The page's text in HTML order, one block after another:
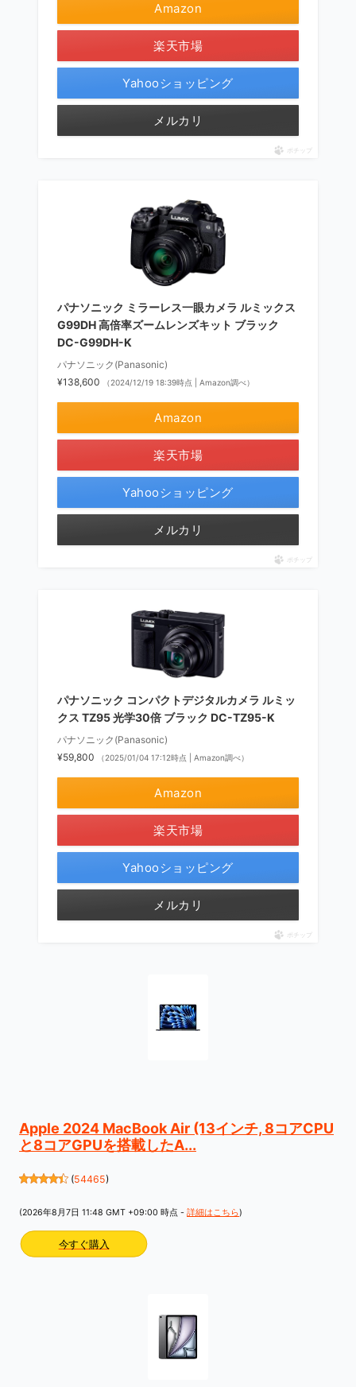
Amazon
楽天市場
Yahooショッピング
メルカリ
ポチップ
パナソニック ミラーレス一眼カメラ ルミックス
G99DH 高倍率ズームレンズキット ブラック
DC-G99DH-K
パナソニック(Panasonic)
¥138,600
（2024/12/19 18:39時点 | Amazon調べ）
Amazon
楽天市場
Yahooショッピング
メルカリ
ポチップ
パナソニック コンパクトデジタルカメラ ルミッ
クス TZ95 光学30倍 ブラック DC-TZ95-K
パナソニック(Panasonic)
¥59,800
（2025/01/04 17:12時点 | Amazon調べ）
Amazon
楽天市場
Yahooショッピング
メルカリ
ポチップ
Apple 2024 MacBook Air (13インチ, 8コアCPU
と8コアGPUを搭載したA...
(54465)
(2026年8月7日 11:48 GMT +09:00 時点 - 詳細はこちら)
今すぐ購入